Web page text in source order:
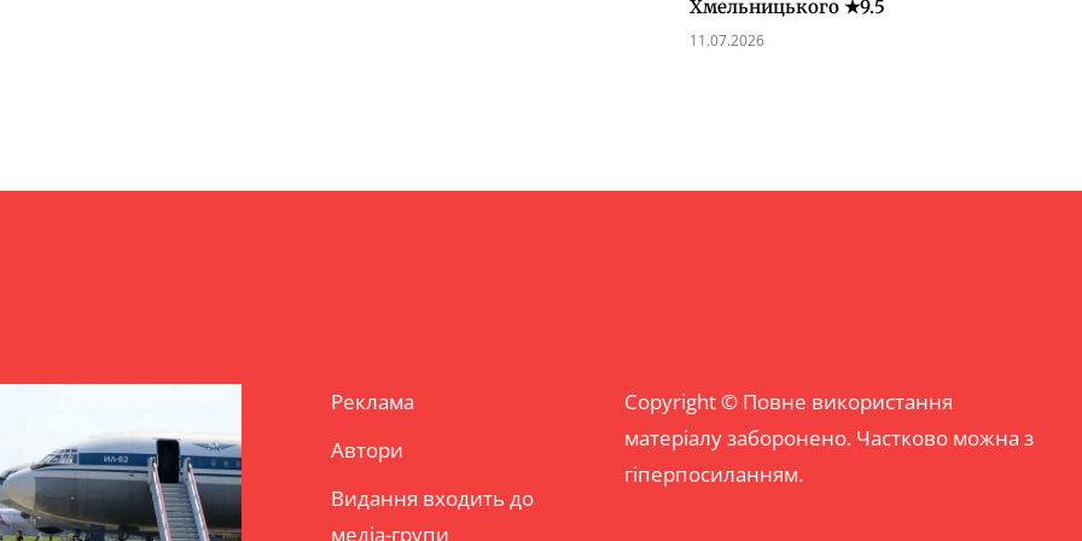
Хмельницького ★9.5
11.07.2026
Реклама
Автори
Видання входить до
медіа-групи
Copyright © Повне використання
матеріалу заборонено. Частково можна з
гіперпосиланням.